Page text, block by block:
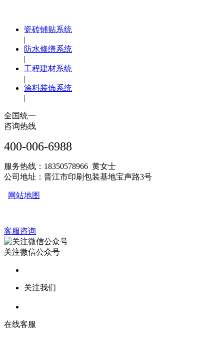
瓷砖铺贴系统
|
防水修缮系统
|
工程建材系统
|
涂料装饰系统
|
全国统一
咨询热线
400-006-6988
服务热线：18350578966 黄女士
公司地址：晋江市印刷包装基地宝声路3号
网站地图
客服咨询
关注微信公众号
关注我们
在线客服